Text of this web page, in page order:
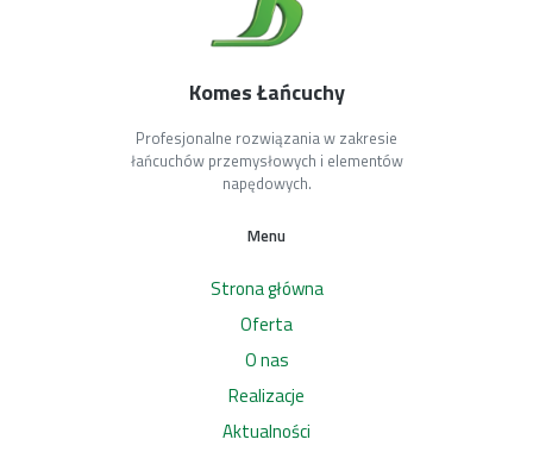
Komes Łańcuchy
Profesjonalne rozwiązania w zakresie
łańcuchów przemysłowych i elementów
napędowych.
Menu
Strona główna
Oferta
O nas
Realizacje
Aktualności